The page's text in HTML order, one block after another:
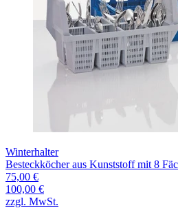
Winterhalter
Besteckköcher aus Kunststoff mit 8
75,00 €
100,00 €
zzgl. MwSt.